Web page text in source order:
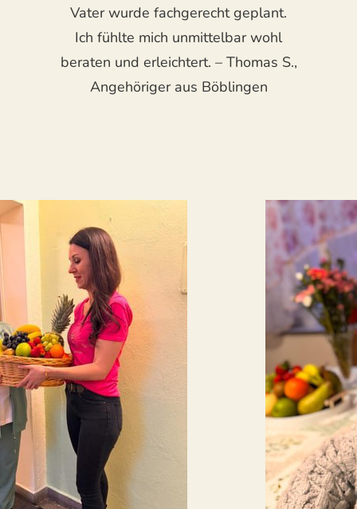
Vater wurde fachgerecht geplant.
Ich fühlte mich unmittelbar wohl
beraten und erleichtert. – Thomas S.,
Angehöriger aus Böblingen